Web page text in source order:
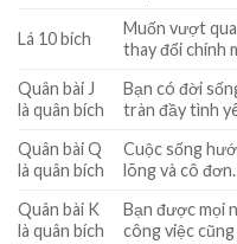
Lá 10 bích
Muốn vượt
thay đổi chính
Quân bài J
là quân bích
Bạn có đời
tràn đầy tình
Quân bài Q
là quân bích
Cuộc sống
lõng và cô đơn.
Quân bài K
là quân bích
Bạn được mọi
công việc